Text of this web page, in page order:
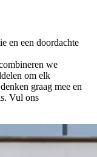
en een doordachte
we
om elk
graag mee en
Vul ons